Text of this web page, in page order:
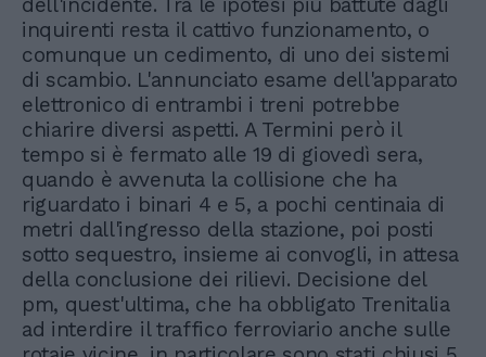
dell'incidente. Tra le ipotesi più battute dagli
inquirenti resta il cattivo funzionamento, o
comunque un cedimento, di uno dei sistemi
di scambio. L'annunciato esame dell'apparato
elettronico di entrambi i treni potrebbe
chiarire diversi aspetti. A Termini però il
tempo si è fermato alle 19 di giovedì sera,
quando è avvenuta la collisione che ha
riguardato i binari 4 e 5, a pochi centinaia di
metri dall'ingresso della stazione, poi posti
sotto sequestro, insieme ai convogli, in attesa
della conclusione dei rilievi. Decisione del
pm, quest'ultima, che ha obbligato Trenitalia
ad interdire il traffico ferroviario anche sulle